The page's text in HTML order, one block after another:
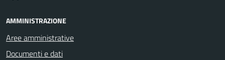
AMMINISTRAZIONE
Aree amministrative
Documenti e dati